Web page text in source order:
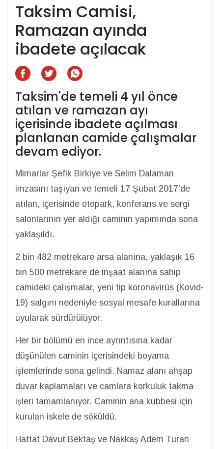
Taksim Camisi,
Ramazan ayında
ibadete açılacak
Taksim'de temeli 4 yıl önce
atılan ve ramazan ayı
içerisinde ibadete açılması
planlanan camide çalışmalar
devam ediyor.
Mimarlar Şefik Birkiye ve Selim Dalaman
imzasını taşıyan ve temeli 17 Şubat 2017'de
atılan, içerisinde otopark, konferans ve sergi
salonlarının yer aldığı caminin yapımında sona
yaklaşıldı.
2 bin 482 metrekare arsa alanına, yaklaşık 16
bin 500 metrekare de inşaat alanına sahip
camideki çalışmalar, yeni tip koronavirüs (Kovid-
19) salgını nedeniyle sosyal mesafe kurallarına
uyularak sürdürülüyor.
Her bir bölümü en ince ayrıntısına kadar
düşünülen caminin içerisindeki boyama
işlemlerinde sona gelindi. Namaz alanı ahşap
duvar kaplamaları ve camlara korkuluk takma
işleri tamamlanıyor. Caminin ana kubbesi için
kurulan iskele de söküldü.
Hattat Davut Bektaş ve Nakkaş Adem Turan